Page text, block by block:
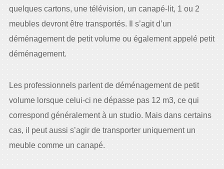
quelques cartons, une télévision, un canapé-lit, 1 ou 2
meubles devront être transportés. Il s’agit d’un
déménagement de petit volume ou également appelé petit
déménagement.
Les professionnels parlent de déménagement de petit
volume lorsque celui-ci ne dépasse pas 12 m3, ce qui
correspond généralement à un studio. Mais dans certains
cas, il peut aussi s’agir de transporter uniquement un
meuble comme un canapé.